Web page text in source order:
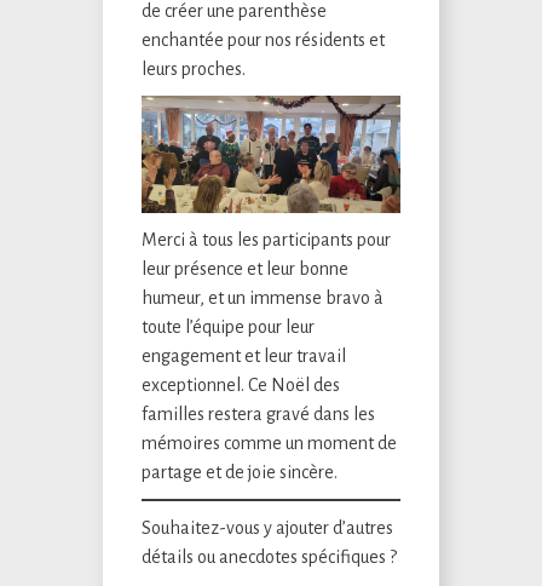
de créer une parenthèse
enchantée pour nos résidents et
leurs proches.
Merci à tous les participants pour
leur présence et leur bonne
humeur, et un immense bravo à
toute l’équipe pour leur
engagement et leur travail
exceptionnel. Ce Noël des
familles restera gravé dans les
mémoires comme un moment de
partage et de joie sincère.
Souhaitez-vous y ajouter d’autres
détails ou anecdotes spécifiques ?